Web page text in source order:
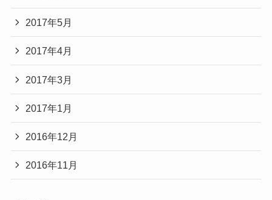
2017年5月
2017年4月
2017年3月
2017年1月
2016年12月
2016年11月